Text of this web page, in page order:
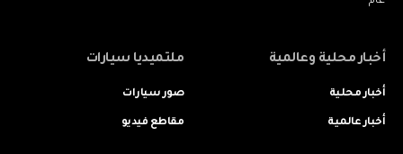
أخبار محلية وعالمية
أخبار محلية
أخبار عالمية
ملتميديا سيارات
صور سيارات
مقاطع فيديو